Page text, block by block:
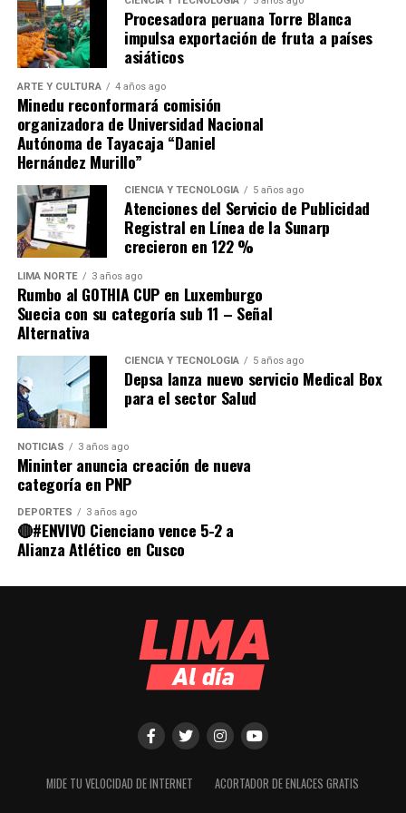
ante Los Chankas, sino buscar que Alianza Lima no se les
escape.
Source link
Comparte esto:
Procesadora peruana Torre Blanca
impulsa exportación de fruta a países
asiáticos
ARTE Y CULTURA 4 años ago
Minedu reconformará comisión
organizadora de Universidad Nacional
Autónoma de Tayacaja “Daniel
Hernández Murillo”
CIENCIA Y TECNOLOGÍA 5 años ago
Atenciones del Servicio de Publicidad
Registral en Línea de la Sunarp
crecieron en 122 %
LIMA NORTE 3 años ago
Rumbo al GOTHIA CUP en Luxemburgo
Suecia con su categoría sub 11 – Señal
Alternativa
CIENCIA Y TECNOLOGÍA 5 años ago
Depsa lanza nuevo servicio Medical Box
para el sector Salud
NOTICIAS 3 años ago
Mininter anuncia creación de nueva
categoría en PNP
DEPORTES 3 años ago
🔴#ENVIVO Cienciano vence 5-2 a
Alianza Atlético en Cusco
MIDE TU VELOCIDAD DE INTERNET ACORTADOR DE ENLACES GRATIS